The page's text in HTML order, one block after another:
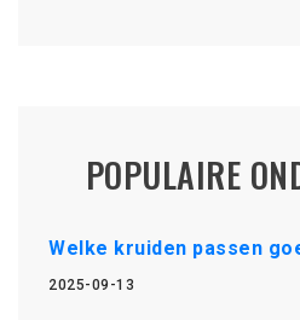
POPULAIRE
Welke kruiden passen
2025-09-13